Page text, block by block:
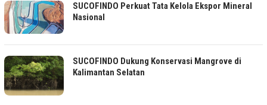
SUCOFINDO Perkuat Tata Kelola Ekspor Mineral
Nasional
SUCOFINDO Dukung Konservasi Mangrove di
Kalimantan Selatan